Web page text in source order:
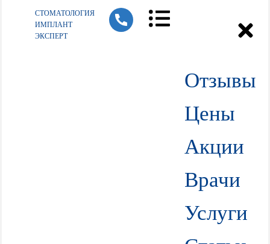
СТОМАТОЛОГИЯ
ИМПЛАНТ
ЭКСПЕРТ
Отзывы
Цены
Акции
Врачи
Услуги